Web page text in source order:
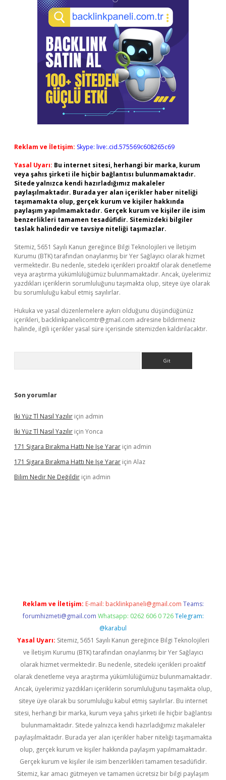
Reklam ve İletişim: Skype: live:.cid.575569c608265c69
Yasal Uyarı: Bu internet sitesi, herhangi bir marka, kurum
veya şahıs şirketi ile hiçbir bağlantısı bulunmamaktadır.
Sitede yalnızca kendi hazırladığımız makaleler
paylaşılmaktadır. Burada yer alan içerikler haber niteliği
taşımamakta olup, gerçek kurum ve kişiler hakkında
paylaşım yapılmamaktadır. Gerçek kurum ve kişiler ile isim
benzerlikleri tamamen tesadüfidir. Sitemizdeki bilgiler
taslak halindedir ve tavsiye niteliği taşımazlar.
Sitemiz, 5651 Sayılı Kanun gereğince Bilgi Teknolojileri ve İletişim
Kurumu (BTK) tarafından onaylanmış bir Yer Sağlayıcı olarak hizmet
vermektedir. Bu nedenle, sitedeki içerikleri proaktif olarak denetleme
veya araştırma yükümlülüğümüz bulunmamaktadır. Ancak, üyelerimiz
yazdıkları içeriklerin sorumluluğunu taşımakta olup, siteye üye olarak
bu sorumluluğu kabul etmiş sayılırlar.
Hukuka ve yasal düzenlemelere aykırı olduğunu düşündüğünüz
içerikleri, backlinkpanelicomtr@gmail.com adresine bildirmeniz
halinde, ilgili içerikler yasal süre içerisinde sitemizden kaldırılacaktır.
Son yorumlar
Iki Yüz Tl Nasıl Yazılır için admin
Iki Yüz Tl Nasıl Yazılır için Yonca
171 Sigara Bırakma Hattı Ne Işe Yarar için admin
171 Sigara Bırakma Hattı Ne Işe Yarar için Alaz
Bilim Nedir Ne Değildir için admin
Reklam ve İletişim: E-mail: backlinkpaneli@gmail.com Teams:
forumhizmeti@gmail.com Whatsapp: 0262 606 0 726 Telegram:
@karabul
Yasal Uyarı: Sitemiz, 5651 Sayılı Kanun gereğince Bilgi Teknolojileri
ve İletişim Kurumu (BTK) tarafından onaylanmış bir Yer Sağlayıcı
olarak hizmet vermektedir. Bu nedenle, sitedeki içerikleri proaktif
olarak denetleme veya araştırma yükümlülüğümüz bulunmamaktadır.
Ancak, üyelerimiz yazdıkları içeriklerin sorumluluğunu taşımakta olup,
siteye üye olarak bu sorumluluğu kabul etmiş sayılırlar. Bu internet
sitesi, herhangi bir marka, kurum veya şahıs şirketi ile hiçbir bağlantısı
bulunmamaktadır. Sitede yalnızca kendi hazırladığımız makaleler
paylaşılmaktadır. Burada yer alan içerikler haber niteliği taşımamakta
olup, gerçek kurum ve kişiler hakkında paylaşım yapılmamaktadır.
Gerçek kurum ve kişiler ile isim benzerlikleri tamamen tesadüfidir.
Sitemiz, kar amacı gütmeyen ve tamamen ücretsiz bir bilgi paylaşım